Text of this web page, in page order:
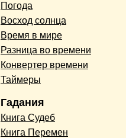
Погода
Восход солнца
Время в мире
Разница во времени
Конвертер времени
Таймеры
Гадания
Книга Судеб
Книга Перемен